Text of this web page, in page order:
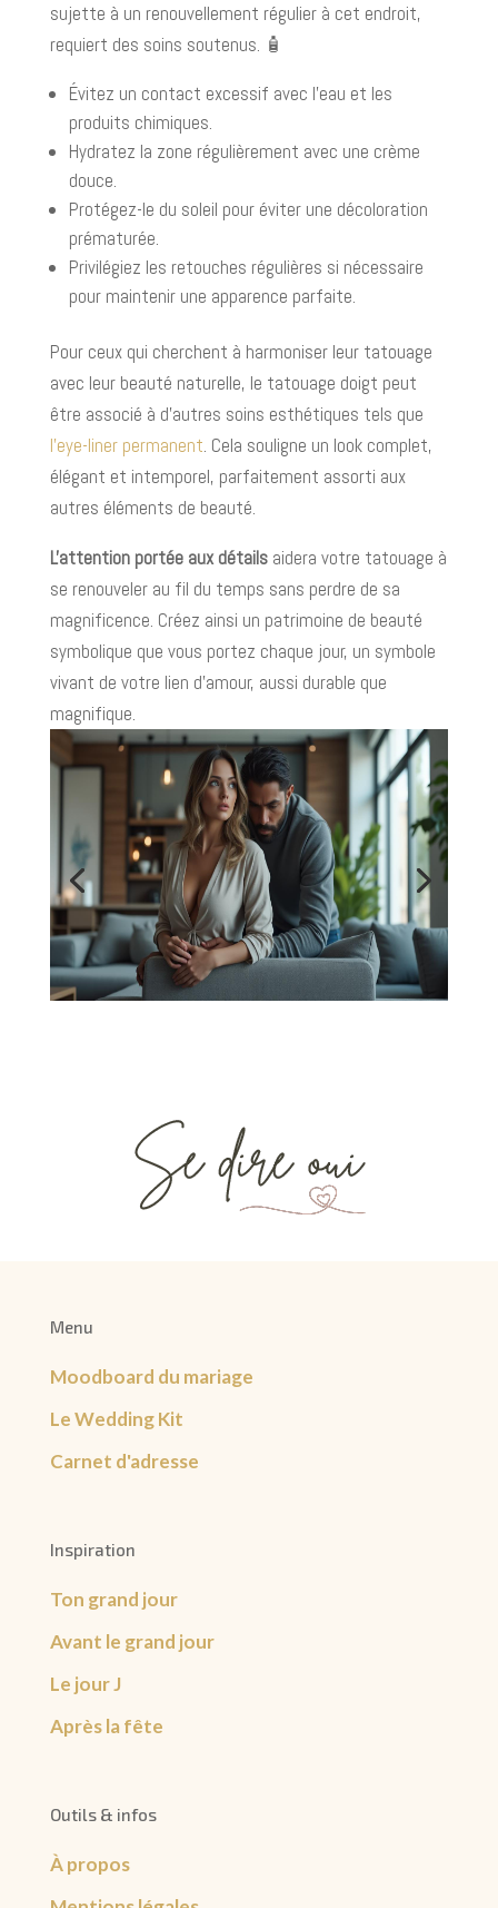
sujette à un renouvellement régulier à cet endroit,
requiert des soins soutenus. 🧴
Évitez un contact excessif avec l'eau et les
produits chimiques.
Hydratez la zone régulièrement avec une crème
douce.
Protégez-le du soleil pour éviter une décoloration
prématurée.
Privilégiez les retouches régulières si nécessaire
pour maintenir une apparence parfaite.
Pour ceux qui cherchent à harmoniser leur tatouage
avec leur beauté naturelle, le tatouage doigt peut
être associé à d'autres soins esthétiques tels que
l'eye-liner permanent. Cela souligne un look complet,
élégant et intemporel, parfaitement assorti aux
autres éléments de beauté.
L'attention portée aux détailsaidera votre tatouage à
se renouveler au fil du temps sans perdre de sa
magnificence. Créez ainsi un patrimoine de beauté
symbolique que vous portez chaque jour, un symbole
vivant de votre lien d'amour, aussi durable que
magnifique.
Menu
Moodboard du mariage
Le Wedding Kit
Carnet d'adresse
Inspiration
Ton grand jour
Avant le grand jour
Le jour J
Après la fête
Outils & infos
À propos